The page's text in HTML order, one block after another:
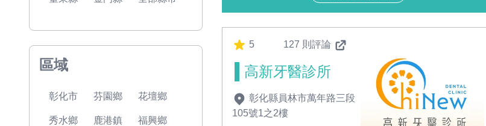
區域
彰化市 芬園鄉 花壇鄉
秀水鄉 鹿港鎮 福興鄉
5 127 則評論
高新牙醫診所
彰化縣員林市萬年路三段
105號1之2樓